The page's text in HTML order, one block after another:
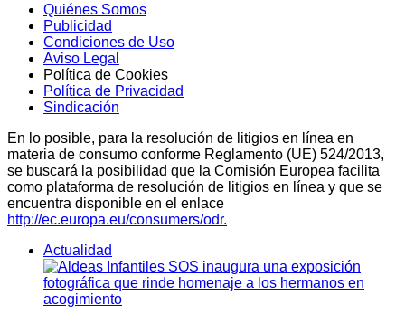
Quiénes Somos
Publicidad
Condiciones de Uso
Aviso Legal
Política de Cookies
Política de Privacidad
Sindicación
En lo posible, para la resolución de litigios en línea en
materia de consumo conforme Reglamento (UE) 524/2013,
se buscará la posibilidad que la Comisión Europea facilita
como plataforma de resolución de litigios en línea y que se
encuentra disponible en el enlace
http://ec.europa.eu/consumers/odr.
Actualidad